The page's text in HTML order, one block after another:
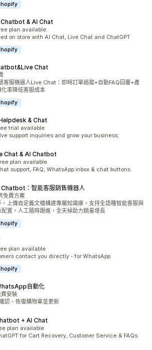
& AI Chat
plan available
on store with AI Chat, Live Chat and ChatGPT
Chat
客服機器人Live Chat：即時訂單追蹤+自動FAQ回覆+產
率降低客服成本
& Chat
trial available
support inquiries and grow your business.
Chat & AI Chatbot
plan available
support, FAQ, WhatsApp inbox & chat buttons
：智能客服銷售機器人
免費方案
上傳自定義文檔構建專屬知識庫，支持全語種智能客服與
置，人工隨時跟進，全天候助力銷量增長
plan available
contact you directly - for WhatsApp
自動化
安裝
認、恢復購物車並更新
+ AI Chat
plan available
for Cart Recovery, Customer Service & FAQs